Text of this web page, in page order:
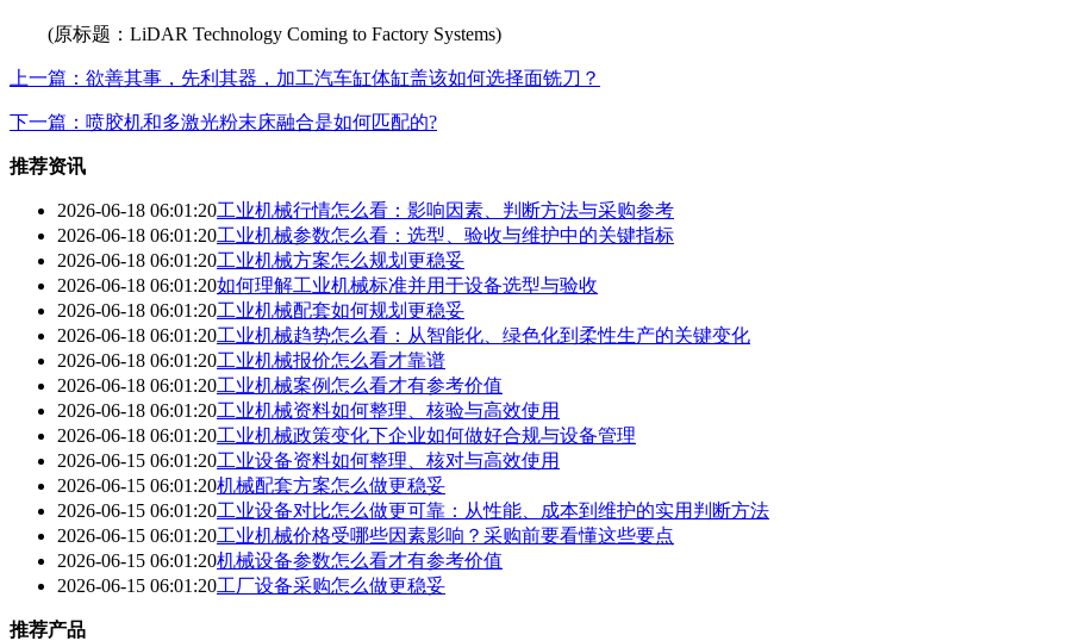
(原标题：LiDAR Technology Coming to Factory Systems)
上一篇：欲善其事，先利其器，加工汽车缸体缸盖该如何选择面铣刀？
下一篇：喷胶机和多激光粉末床融合是如何匹配的?
推荐资讯
2026-06-18 06:01:20工业机械行情怎么看：影响因素、判断方法与采购参考
2026-06-18 06:01:20工业机械参数怎么看：选型、验收与维护中的关键指标
2026-06-18 06:01:20工业机械方案怎么规划更稳妥
2026-06-18 06:01:20如何理解工业机械标准并用于设备选型与验收
2026-06-18 06:01:20工业机械配套如何规划更稳妥
2026-06-18 06:01:20工业机械趋势怎么看：从智能化、绿色化到柔性生产的关键变化
2026-06-18 06:01:20工业机械报价怎么看才靠谱
2026-06-18 06:01:20工业机械案例怎么看才有参考价值
2026-06-18 06:01:20工业机械资料如何整理、核验与高效使用
2026-06-18 06:01:20工业机械政策变化下企业如何做好合规与设备管理
2026-06-15 06:01:20工业设备资料如何整理、核对与高效使用
2026-06-15 06:01:20机械配套方案怎么做更稳妥
2026-06-15 06:01:20工业设备对比怎么做更可靠：从性能、成本到维护的实用判断方法
2026-06-15 06:01:20工业机械价格受哪些因素影响？采购前要看懂这些要点
2026-06-15 06:01:20机械设备参数怎么看才有参考价值
2026-06-15 06:01:20工厂设备采购怎么做更稳妥
推荐产品